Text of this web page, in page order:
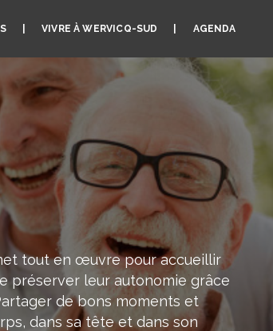
VIVRE À WERVICQ-SUD AGENDA
tout en œuvre pour accueillir
préserver leur autonomie grâce
de bons moments et
dans sa tête et dans son